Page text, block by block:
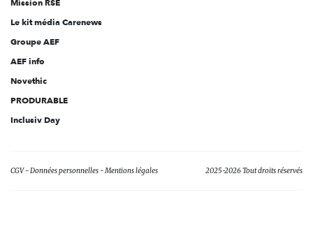
Mission RSE
Le kit média Carenews
Groupe AEF
AEF info
Novethic
PRODURABLE
Inclusiv Day
CGV Données personnelles Mentions légales 2025-2026 Tout droits réservés